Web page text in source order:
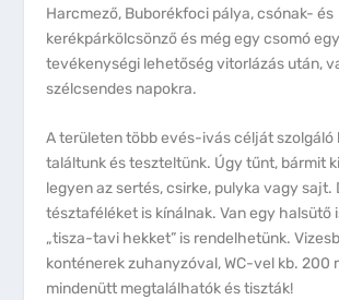
Harcmező, Buborékfoci pálya, csónak- és
kerékpárkölcsönző és még egy csomó
tevékenységi lehetőség vitorlázás után,
szélcsendes napokra.
A területen több evés-ivás célját szolgáló
találtunk és teszteltünk. Úgy tűnt, bármit
legyen az sertés, csirke, pulyka vagy sajt.
tésztaféléket is kínálnak. Van egy halsütő
„tisza-tavi hekket” is rendelhetünk.
konténerek zuhanyzóval, WC-vel kb. 200
mindenütt megtalálhatók és tiszták!